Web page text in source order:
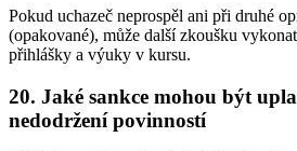
Pokud uchazeč neprospěl ani při druhé
(opakované), může další zkoušku
přihlášky a výuky v kursu.
20. Jaké sankce mohou být
nedodržení povinností